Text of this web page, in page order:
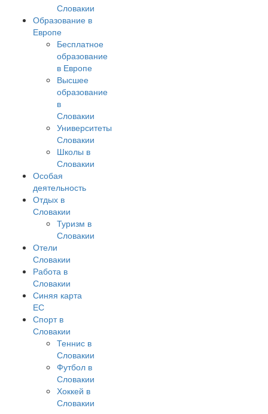
Словакии
Образование в
Европе
Бесплатное
образование
в Европе
Высшее
образование
в
Словакии
Университеты
Словакии
Школы в
Словакии
Особая
деятельность
Отдых в
Словакии
Туризм в
Словакии
Отели
Словакии
Работа в
Словакии
Синяя карта
ЕС
Спорт в
Словакии
Теннис в
Словакии
Футбол в
Словакии
Хоккей в
Словакии